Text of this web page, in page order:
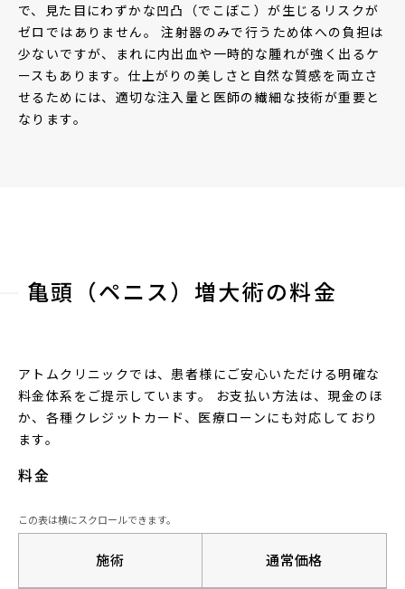
で、見た目にわずかな凹凸（でこぼこ）が生じるリスクが
ゼロではありません。 注射器のみで行うため体への負担は
少ないですが、まれに内出血や一時的な腫れが強く出るケ
ースもあります。仕上がりの美しさと自然な質感を両立さ
せるためには、適切な注入量と医師の繊細な技術が重要と
なります。
亀頭（ペニス）増大術の料金
アトムクリニックでは、患者様にご安心いただける明確な
料金体系をご提示しています。 お支払い方法は、現金のほ
か、各種クレジットカード、医療ローンにも対応しており
ます。
料金
施術 通常価格